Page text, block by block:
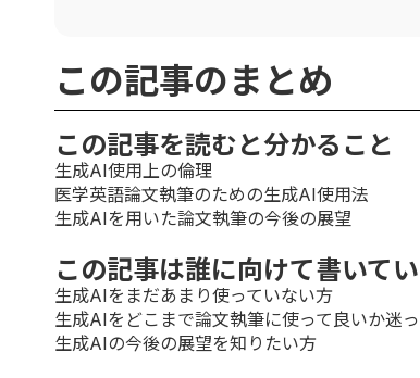
この記事のまとめ
この記事を読むと分かること
生成AI使用上の倫理
医学英語論文執筆のための生成AI使用法
生成AIを用いた論文執筆の今後の展望
この記事は誰に向けて書いて
生成AIをまだあまり使っていない方
生成AIをどこまで論文執筆に使って良いか迷
生成AIの今後の展望を知りたい方